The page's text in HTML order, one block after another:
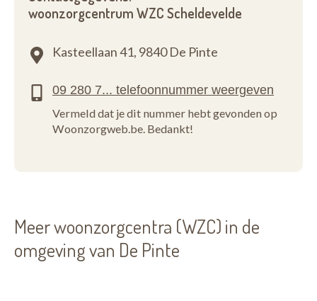
woonzorgcentrum WZC Scheldevelde
Kasteellaan 41, 9840 De Pinte
Vermeld dat je dit nummer hebt gevonden op
Woonzorgweb.be. Bedankt!
Meer woonzorgcentra (WZC) in de
omgeving van De Pinte